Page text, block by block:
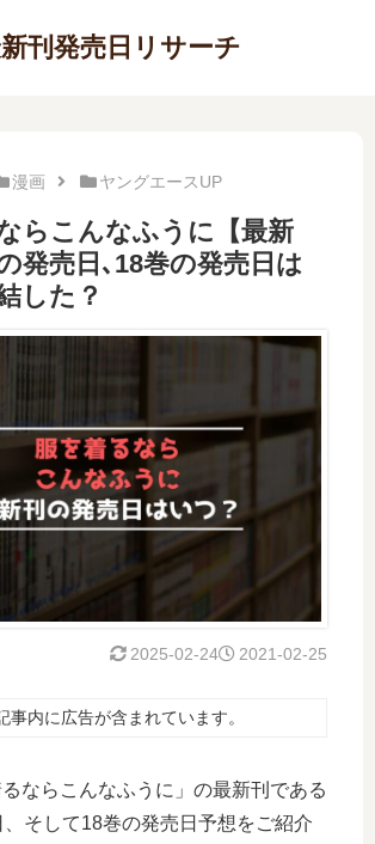
刊発売日リサーチ
漫画 ヤングエースUP
らこんなふうに【最新
発売日､18巻の発売日は
した？
2021-02-25
2025-02-24
事内に広告が含まれています。
ならこんなふうに」の最新刊である
そして18巻の発売日予想をご紹介